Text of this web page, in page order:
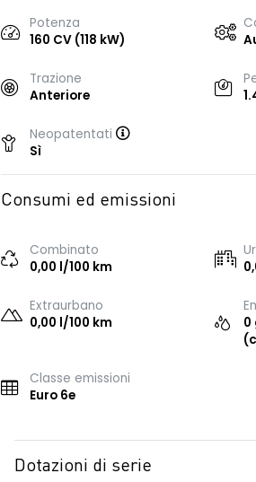
Potenza
160 CV (118 kW)
Trazione
Anteriore
Neopatentati
Sì
Consumi ed emissioni
Combinato
0,00 l/100 km
Extraurbano
0,00 l/100 km
0
Classe emissioni
Euro 6e
Dotazioni di serie